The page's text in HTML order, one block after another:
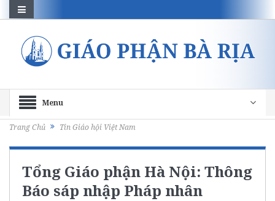
Menu
Trang Chủ Tin Giáo hội Việt Nam
Tổng Giáo phận Hà Nội: Thông
Báo sáp nhập Pháp nhân